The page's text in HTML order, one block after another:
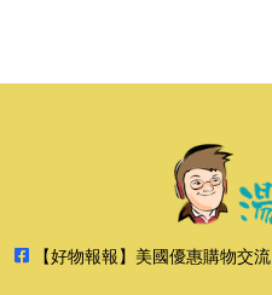
【好物報報】美國優惠購物交流